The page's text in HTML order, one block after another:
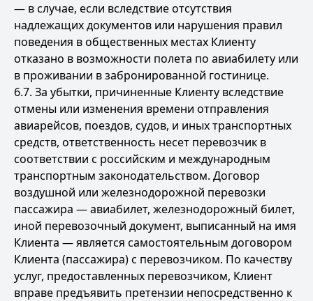
— в случае, если вследствие отсутствия
надлежащих документов или нарушения правил
поведения в общественных местах Клиенту
отказано в возможности полета по авиабилету или
в проживании в забронированной гостинице.
6.7. За убытки, причиненные Клиенту вследствие
отмены или изменения времени отправления
авиарейсов, поездов, судов, и иных транспортных
средств, ответственность несет перевозчик в
соответствии с российским и международным
транспортным законодательством. Договор
воздушной или железнодорожной перевозки
пассажира — авиабилет, железнодорожный билет,
иной перевозочный документ, выписанный на имя
Клиента — является самостоятельным договором
Клиента (пассажира) с перевозчиком. По качеству
услуг, предоставленных перевозчиком, Клиент
вправе предъявить претензии непосредственно к